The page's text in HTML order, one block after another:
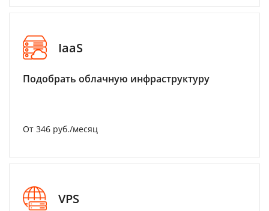
IaaS
Подобрать облачную инфраструктуру
От 346 руб./месяц
VPS